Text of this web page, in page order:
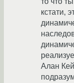
кстати,
Алан